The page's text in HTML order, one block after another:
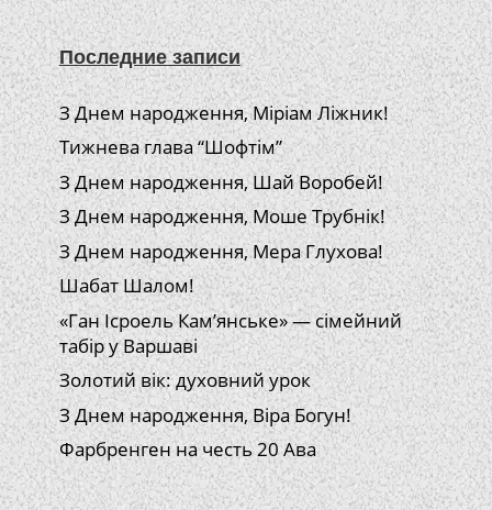
Последние записи
З Днем народження, Міріам Ліжник!
Тижнева глава “Шофтім”
З Днем народження, Шай Воробей!
З Днем народження, Моше Трубнік!
З Днем народження, Мера Глухова!
Шабат Шалом!
«Ган Ісроель Кам’янське» — сімейний
табір у Варшаві
Золотий вік: духовний урок
З Днем народження, Віра Богун!
Фарбренген на честь 20 Ава